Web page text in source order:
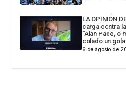
LA OPINIÓN
carga contra
“Alan Pace, o
colado un
6 de agosto de